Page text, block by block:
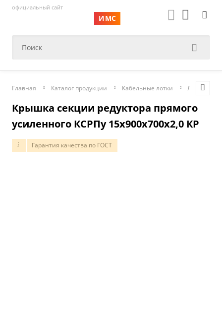
официальный сайт
ИМС
Главная Каталог продукции Кабельные лотки Лотки
Крышка секции редуктора прямого
усиленного КСРПу 15х900х700х2,0 КР
i Гарантия качества по ГОСТ